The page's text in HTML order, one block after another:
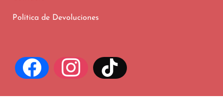
Política de Devoluciones